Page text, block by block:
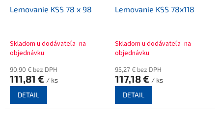
Lemovanie KSS 78 x 98
Skladom u dodávateľa- na
objednávku
90,90 € bez DPH
111,81 € / ks
DETAIL
Lemovanie KSS 78x118
Skladom u dodávateľa- na
objednávku
95,27 € bez DPH
117,18 € / ks
DETAIL